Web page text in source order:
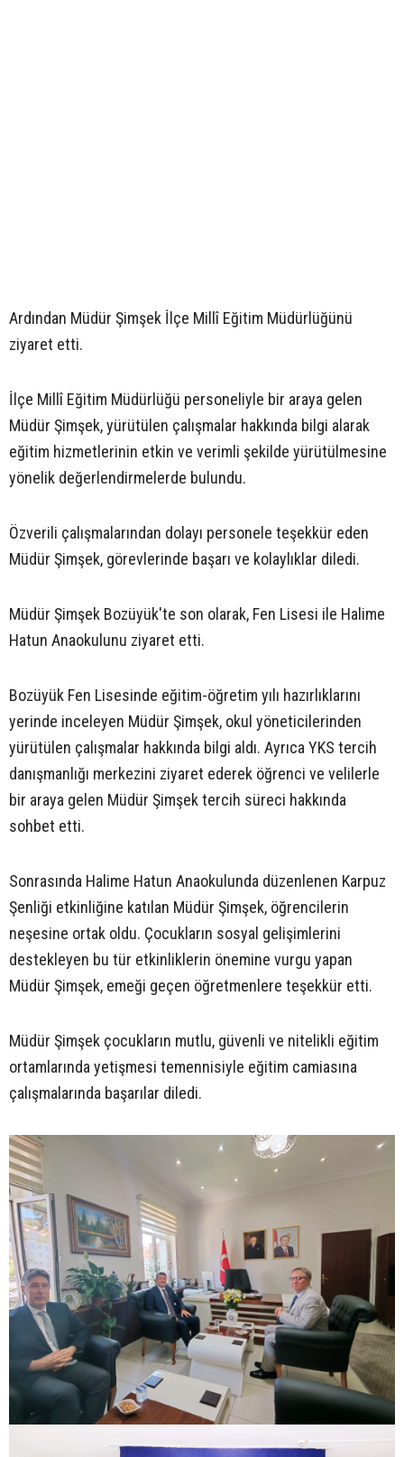
Ardından Müdür Şimşek İlçe Millî Eğitim Müdürlüğünü
ziyaret etti.
İlçe Millî Eğitim Müdürlüğü personeliyle bir araya gelen
Müdür Şimşek, yürütülen çalışmalar hakkında bilgi alarak
eğitim hizmetlerinin etkin ve verimli şekilde yürütülmesine
yönelik değerlendirmelerde bulundu.
Özverili çalışmalarından dolayı personele teşekkür eden
Müdür Şimşek, görevlerinde başarı ve kolaylıklar diledi.
Müdür Şimşek Bozüyük'te son olarak, Fen Lisesi ile Halime
Hatun Anaokulunu ziyaret etti.
Bozüyük Fen Lisesinde eğitim-öğretim yılı hazırlıklarını
yerinde inceleyen Müdür Şimşek, okul yöneticilerinden
yürütülen çalışmalar hakkında bilgi aldı. Ayrıca YKS tercih
danışmanlığı merkezini ziyaret ederek öğrenci ve velilerle
bir araya gelen Müdür Şimşek tercih süreci hakkında
sohbet etti.
Sonrasında Halime Hatun Anaokulunda düzenlenen Karpuz
Şenliği etkinliğine katılan Müdür Şimşek, öğrencilerin
neşesine ortak oldu. Çocukların sosyal gelişimlerini
destekleyen bu tür etkinliklerin önemine vurgu yapan
Müdür Şimşek, emeği geçen öğretmenlere teşekkür etti.
Müdür Şimşek çocukların mutlu, güvenli ve nitelikli eğitim
ortamlarında yetişmesi temennisiyle eğitim camiasına
çalışmalarında başarılar diledi.